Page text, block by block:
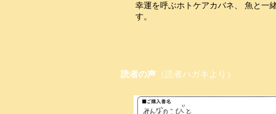
幸運を呼ぶホトケアカバネ、 魚と一
す。
読者の声 （読者ハガキより）